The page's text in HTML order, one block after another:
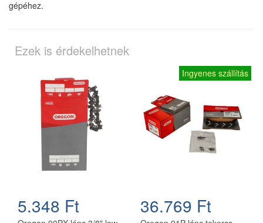
gépéhez.
Ezek is érdekelhetnek
5.348 Ft
Ingyenes szállítás
36.769 Ft